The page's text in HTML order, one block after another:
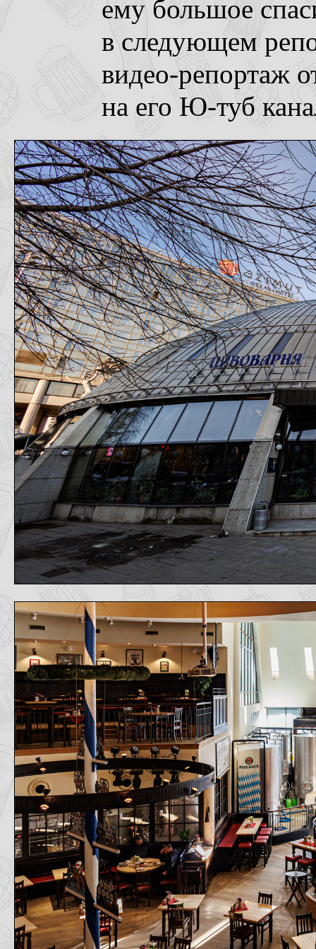
ему большое
в следующем
видео-репортаж
на его Ю-туб